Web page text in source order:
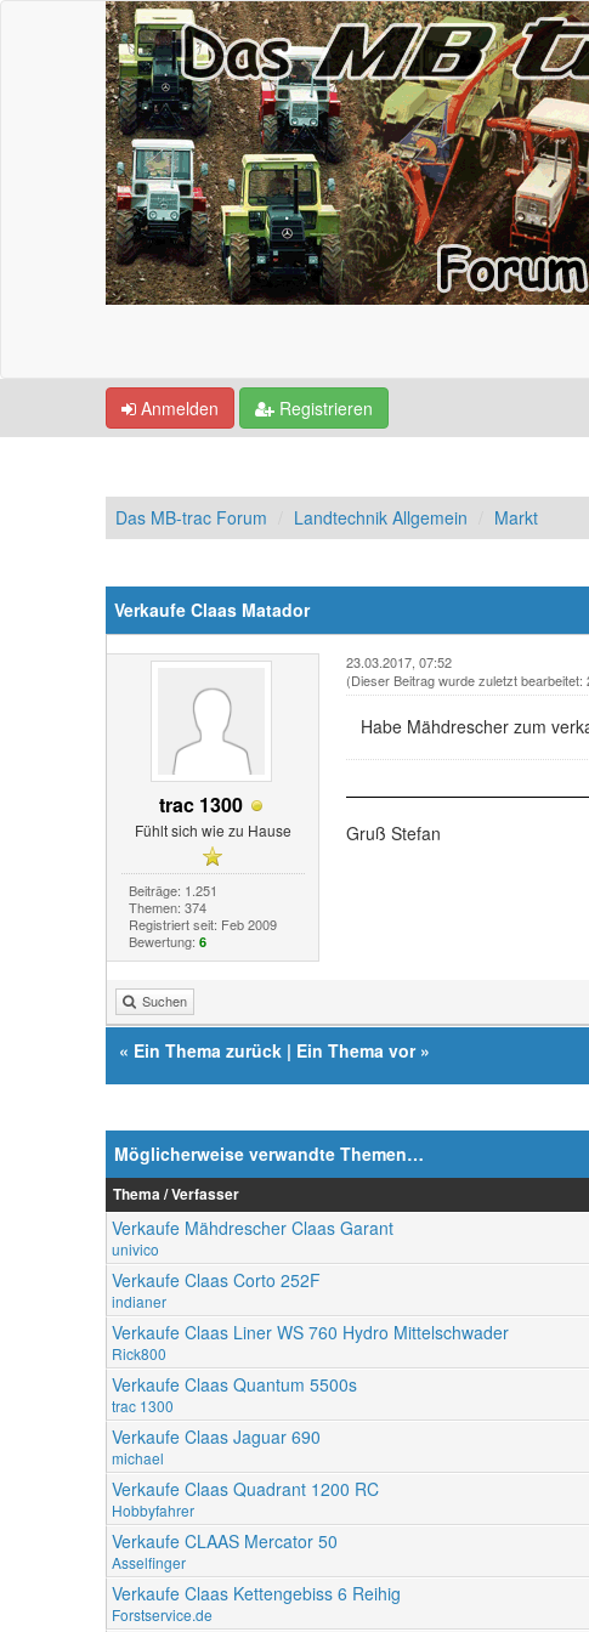
Anmelden Registrieren
Das MB-trac Forum Landtechnik Allgemein Markt
Verkaufe Claas Matador
trac 1300
Fühlt sich wie zu Hause
Beiträge: 1.251
Themen: 374
Registriert seit: Feb 2009
Bewertung: 6
23.03.2017, 07:52
(Dieser Beitrag wurde zuletzt bearbeitet:
Habe Mähdrescher zum
Gruß Stefan
Suchen
« Ein Thema zurück | Ein Thema vor»
Möglicherweise verwandte Themen…
Thema / Verfasser
Verkaufe Mähdrescher Claas Garant
univico
Verkaufe Claas Corto 252F
indianer
Verkaufe Claas Liner WS 760 Hydro Mittelschwader
Rick800
Verkaufe Claas Quantum 5500s
trac 1300
Verkaufe Claas Jaguar 690
michael
Verkaufe Claas Quadrant 1200 RC
Hobbyfahrer
Verkaufe CLAAS Mercator 50
Asselfinger
Verkaufe Claas Kettengebiss 6 Reihig
Forstservice.de